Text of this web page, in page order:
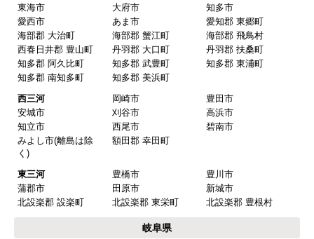
予定の期日までに商品が届きましたか？
商品の梱包は必要十分なものでしたか？
はい
【注文商品】換気扇・レンジフー
【このショップを選んだ理由は？】
東海市
大府市
知多市
愛西市
あま市
愛知郡 東郷町
海部郡 大治町
海部郡 蟹江町
海部郡 飛鳥村
西春日井郡 豊山町
丹羽郡 大口町
丹羽郡 扶桑町
知多郡 阿久比町
知多郡 武豊町
知多郡 東浦町
知多郡 南知多町
知多郡 美浜町
西三河
岡崎市
豊田市
安城市
刈谷市
高浜市
知立市
西尾市
碧南市
みよし市(離島は除
く)
額田郡 幸田町
東三河 豊橋市
豊川市
蒲郡市
田原市
新城市
北設楽郡 設楽町
北設楽郡 東栄町 北設楽郡 豊根村
岐阜県